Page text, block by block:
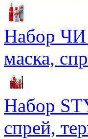
Набор ЧИ
маска,
Набор
спрей,